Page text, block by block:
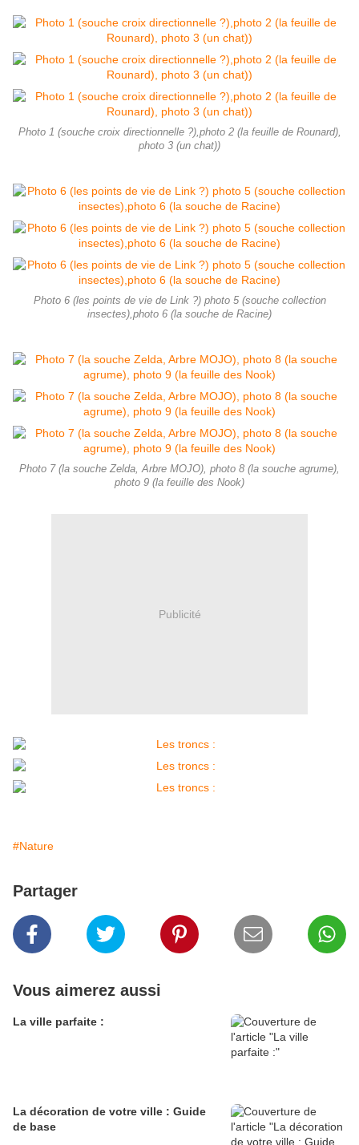
Photo 1 (souche croix directionnelle ?),photo 2 (la feuille de Rounard),
photo 3 (un chat))
Photo 6 (les points de vie de Link ?) photo 5 (souche collection
insectes),photo 6 (la souche de Racine)
Photo 7 (la souche Zelda, Arbre MOJO), photo 8 (la souche agrume),
photo 9 (la feuille des Nook)
Publicité
#Nature
Partager
Vous aimerez aussi
La ville parfaite :
La décoration de votre ville : Guide
de base